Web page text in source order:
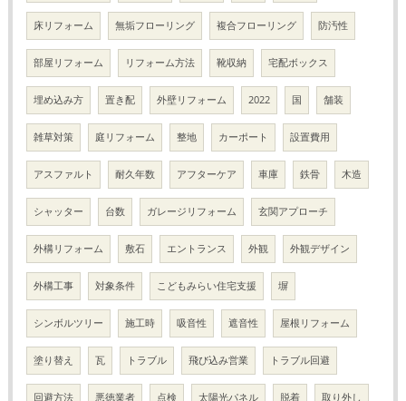
床リフォーム 無垢フローリング 複合フローリング 防汚性
部屋リフォーム リフォーム方法 靴収納 宅配ボックス
埋め込み方 置き配 外壁リフォーム 2022 国 舗装
雑草対策 庭リフォーム 整地 カーポート 設置費用
アスファルト 耐久年数 アフターケア 車庫 鉄骨 木造
シャッター 台数 ガレージリフォーム 玄関アプローチ
外構リフォーム 敷石 エントランス 外観 外観デザイン
外構工事 対象条件 こどもみらい住宅支援 塀
シンボルツリー 施工時 吸音性 遮音性 屋根リフォーム
塗り替え 瓦 トラブル 飛び込み営業 トラブル回避
回避方法 悪徳業者 点検 太陽光パネル 脱着 取り外し